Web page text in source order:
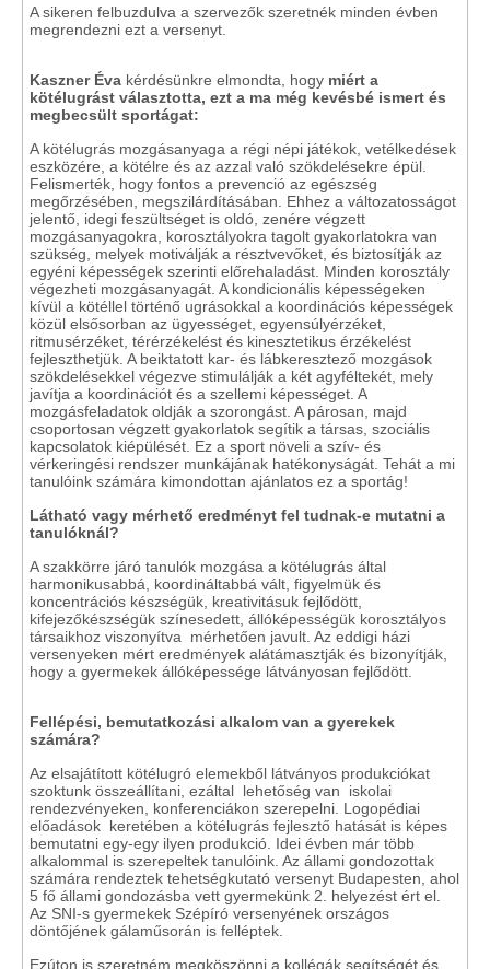
A sikeren felbuzdulva a szervezők szeretnék minden évben
megrendezni ezt a versenyt.
Kaszner Éva kérdésünkre elmondta, hogy miért a
kötélugrást választotta, ezt a ma még kevésbé ismert és
megbecsült sportágat:
A kötélugrás mozgásanyaga a régi népi játékok, vetélkedések
eszközére, a kötélre és az azzal való szökdelésekre épül.
Felismerték, hogy fontos a prevenció az egészség
megőrzésében, megszilárdításában. Ehhez a változatosságot
jelentő, idegi feszültséget is oldó, zenére végzett
mozgásanyagokra, korosztályokra tagolt gyakorlatokra van
szükség, melyek motiválják a résztvevőket, és biztosítják az
egyéni képességek szerinti előrehaladást. Minden korosztály
végezheti mozgásanyagát. A kondicionális képességeken
kívül a kötéllel történő ugrásokkal a koordinációs képességek
közül elsősorban az ügyességet, egyensúlyérzéket,
ritmusérzéket, térérzékelést és kinesztetikus érzékelést
fejleszthetjük. A beiktatott kar- és lábkeresztező mozgások
szökdelésekkel végezve stimulálják a két agyféltekét, mely
javítja a koordinációt és a szellemi képességet. A
mozgásfeladatok oldják a szorongást. A párosan, majd
csoportosan végzett gyakorlatok segítik a társas, szociális
kapcsolatok kiépülését. Ez a sport növeli a szív- és
vérkeringési rendszer munkájának hatékonyságát. Tehát a mi
tanulóink számára kimondottan ajánlatos ez a sportág!
Látható vagy mérhető eredményt fel tudnak-e mutatni a
tanulóknál?
A szakkörre járó tanulók mozgása a kötélugrás által
harmonikusabbá, koordináltabbá vált, figyelmük és
koncentrációs készségük, kreativitásuk fejlődött,
kifejezőkészségük színesedett, állóképességük korosztályos
társaikhoz viszonyítva mérhetően javult. Az eddigi házi
versenyeken mért eredmények alátámasztják és bizonyítják,
hogy a gyermekek állóképessége látványosan fejlődött.
Fellépési, bemutatkozási alkalom van a gyerekek
számára?
Az elsajátított kötélugró elemekből látványos produkciókat
szoktunk összeállítani, ezáltal lehetőség van iskolai
rendezvényeken, konferenciákon szerepelni. Logopédiai
előadások keretében a kötélugrás fejlesztő hatását is képes
bemutatni egy-egy ilyen produkció. Idei évben már több
alkalommal is szerepeltek tanulóink. Az állami gondozottak
számára rendeztek tehetségkutató versenyt Budapesten, ahol
5 fő állami gondozásba vett gyermekünk 2. helyezést ért el.
Az SNI-s gyermekek Szépíró versenyének országos
döntőjének gálaműsorán is felléptek.
Ezúton is szeretném megköszönni a kollégák segítségét és